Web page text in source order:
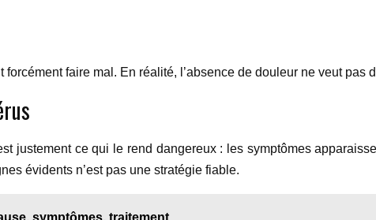
faire mal. En réalité, l’absence de douleur ne veut pas
justement ce qui le rend dangereux : les symptômes
évidents n’est pas une stratégie fiable.
symptômes, traitement